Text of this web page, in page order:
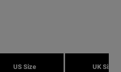
US Size UK Size